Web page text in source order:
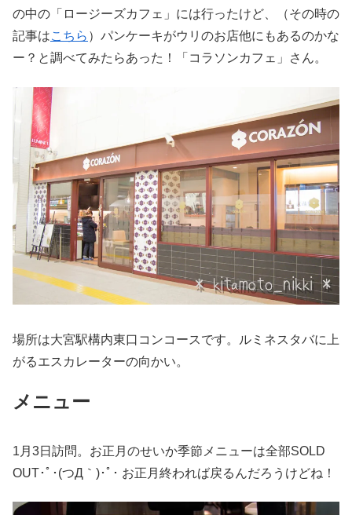
の中の「ロージーズカフェ」には行ったけど、（その時の
記事はこちら ）パンケーキがウリのお店他にもあるのかな
ー？と調べてみたらあった！「コラソンカフェ」さん。
場所は大宮駅構内東口コンコースです。ルミネスタバに上
がるエスカレーターの向かい。
メニュー
1月3日訪問。お正月のせいか季節メニューは全部SOLD
OUT･ﾟ･(つД｀)･ﾟ･ お正月終われば戻るんだろうけどね！